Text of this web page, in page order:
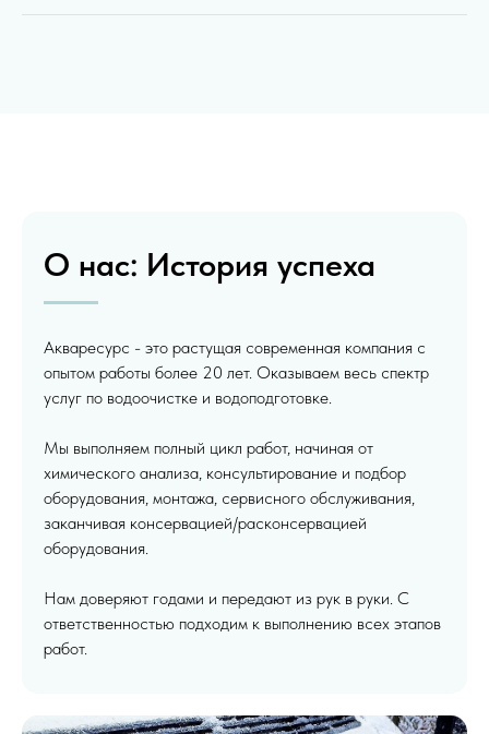
О нас: История успеха
Акваресурс - это растущая современная компания с
опытом работы более 20 лет. Оказываем весь спектр
услуг по водоочистке и водоподготовке.
Мы выполняем полный цикл работ, начиная от
химического анализа, консультирование и подбор
оборудования, монтажа, сервисного обслуживания,
заканчивая консервацией/расконсервацией
оборудования.
Нам доверяют годами и передают из рук в руки. С
ответственностью подходим к выполнению всех этапов
работ.